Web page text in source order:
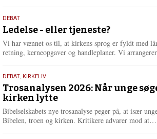
e
r
e
10.
juni
2026
DEBAT
Ledelse - eller tjeneste?
Vi har vænnet os til, at kirkens sprog er fyldt med
retning, kerneopgaver og handleplaner. Vi
2.
juni
2026
DEBAT, KIRKELIV
Trosanalysen 2026: Når unge
kirken lytte
Bibelselskabets nye trosanalyse peger på, at især
Bibelen, troen og kirken. Kritikere advarer mod at…